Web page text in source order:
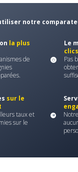
notre
la plus
de
Le
clics
Pas
sur le
taux et
sur le